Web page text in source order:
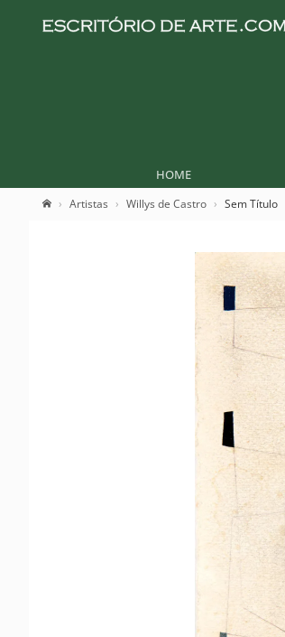
HOME
Artistas Willys de Castro Sem Título